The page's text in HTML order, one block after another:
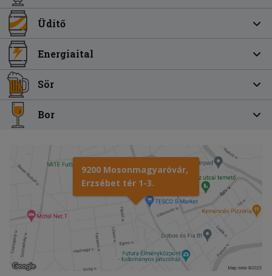
Üdítő
Energiaital
Sör
Bor
9200 Mosonmagyaróvár,
Erzsébet tér 1-3.